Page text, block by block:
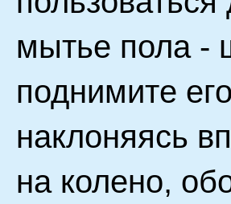
мытье пола -
поднимите
наклоняясь
на колено,